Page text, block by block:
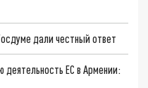
дали честный ответ
деятельность ЕС в Армении: